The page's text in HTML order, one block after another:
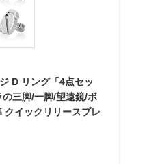
D リング「4点セッ
の三脚/一脚/望遠鏡/ボ
クイックリリースプレ